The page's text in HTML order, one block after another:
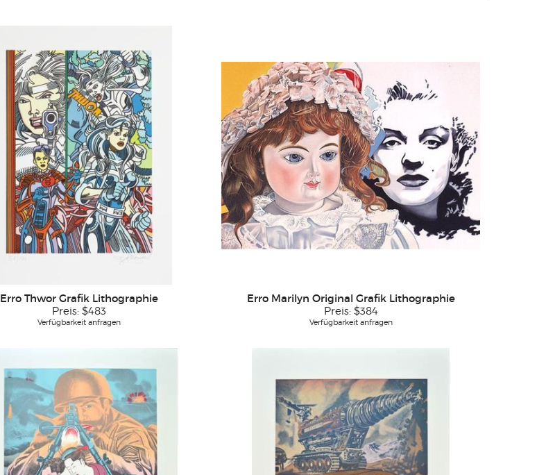
Erro Thwor Grafik Lithographie
Preis: $483
Verfügbarkeit anfragen
Erro Marilyn Original Grafik Lithographie
Preis:$384
Verfügbarkeit anfragen